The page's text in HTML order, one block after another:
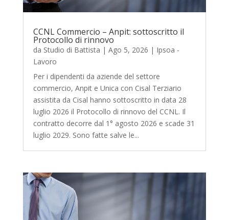
CCNL Commercio – Anpit: sottoscritto il
Protocollo di rinnovo
da Studio di Battista | Ago 5, 2026 | Ipsoa -
Lavoro
Per i dipendenti da aziende del settore
commercio, Anpit e Unica con Cisal Terziario
assistita da Cisal hanno sottoscritto in data 28
luglio 2026 il Protocollo di rinnovo del CCNL. Il
contratto decorre dal 1° agosto 2026 e scade 31
luglio 2029. Sono fatte salve le...